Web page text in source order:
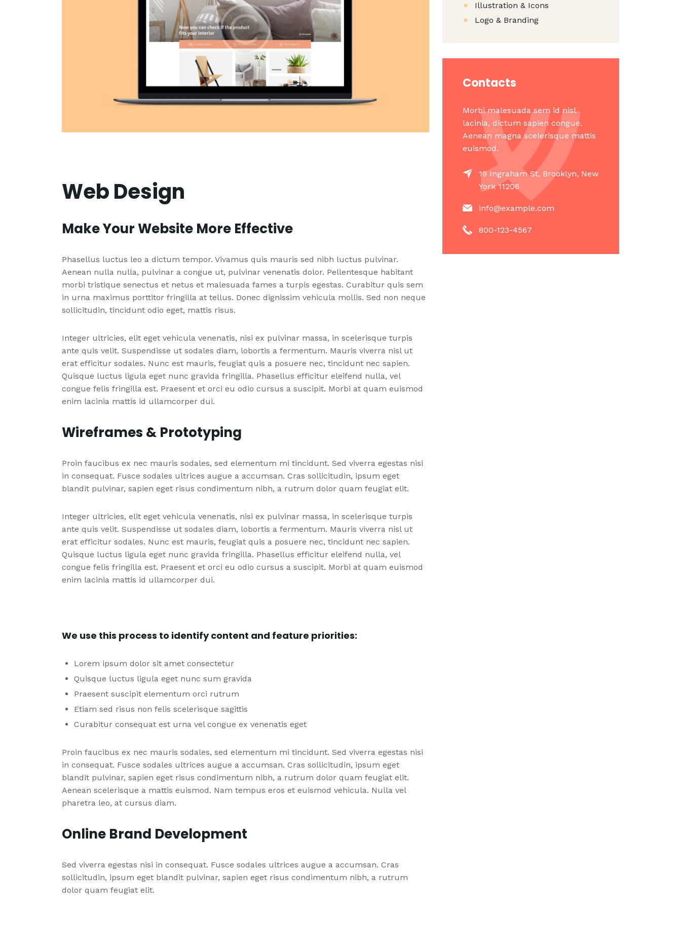
Web Design
Make Your Website More Effective
Phasellus luctus leo a dictum tempor. Vivamus quis mauris sed nibh luctus pulvinar.
Aenean nulla nulla, pulvinar a congue ut, pulvinar venenatis dolor. Pellentesque habitant
morbi tristique senectus et netus et malesuada fames a turpis egestas. Curabitur quis sem
in urna maximus porttitor fringilla at tellus. Donec dignissim vehicula mollis. Sed non neque
sollicitudin, tincidunt odio eget, mattis risus.
Integer ultricies, elit eget vehicula venenatis, nisi ex pulvinar massa, in scelerisque turpis
ante quis velit. Suspendisse ut sodales diam, lobortis a fermentum. Mauris viverra nisl ut
erat efficitur sodales. Nunc est mauris, feugiat quis a posuere nec, tincidunt nec sapien.
Quisque luctus ligula eget nunc gravida fringilla. Phasellus efficitur eleifend nulla, vel
congue felis fringilla est. Praesent et orci eu odio cursus a suscipit. Morbi at quam euismod
enim lacinia mattis id ullamcorper dui.
Wireframes & Prototyping
Proin faucibus ex nec mauris sodales, sed elementum mi tincidunt. Sed viverra egestas nisi
in consequat. Fusce sodales ultrices augue a accumsan. Cras sollicitudin, ipsum eget
blandit pulvinar, sapien eget risus condimentum nibh, a rutrum dolor quam feugiat elit.
Integer ultricies, elit eget vehicula venenatis, nisi ex pulvinar massa, in scelerisque turpis
ante quis velit. Suspendisse ut sodales diam, lobortis a fermentum. Mauris viverra nisl ut
erat efficitur sodales. Nunc est mauris, feugiat quis a posuere nec, tincidunt nec sapien.
Quisque luctus ligula eget nunc gravida fringilla. Phasellus efficitur eleifend nulla, vel
congue felis fringilla est. Praesent et orci eu odio cursus a suscipit. Morbi at quam euismod
enim lacinia mattis id ullamcorper dui.
We use this process to identify content and feature priorities:
Lorem ipsum dolor sit amet consectetur
Quisque luctus ligula eget nunc sum gravida
Praesent suscipit elementum orci rutrum
Etiam sed risus non felis scelerisque sagittis
Curabitur consequat est urna vel congue ex venenatis eget
Proin faucibus ex nec mauris sodales, sed elementum mi tincidunt. Sed viverra egestas nisi
in consequat. Fusce sodales ultrices augue a accumsan. Cras sollicitudin, ipsum eget
blandit pulvinar, sapien eget risus condimentum nibh, a rutrum dolor quam feugiat elit.
Aenean scelerisque a mattis euismod. Nam tempus eros et euismod vehicula. Nulla vel
pharetra leo, at cursus diam.
Online Brand Development
Sed viverra egestas nisi in consequat. Fusce sodales ultrices augue a accumsan. Cras
sollicitudin, ipsum eget blandit pulvinar, sapien eget risus condimentum nibh, a rutrum
dolor quam feugiat elit.
Illustration & Icons
Logo & Branding
Contacts
Morbi malesuada sem id nisl
lacinia, dictum sapien congue.
Aenean magna scelerisque mattis
euismod.
19 Ingraham St, Brooklyn, New
York 11206
info@example.com
800-123-4567